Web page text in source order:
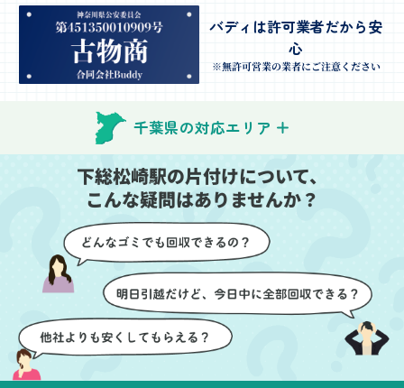
んが手際よく片付けてく
れたので、部屋が驚くほ
どスッキリしました。自
分では手が回らなかった
場所も含め、プロの力を
実感しました。
特に、物が散乱していた
部屋の整理や、細かなア
イテムの仕分けを迅速か
つ丁寧に対応していただ
けたのがありがたかった
です。家族それぞれが必
要なものを確認しながら
進めることができ、安心
感を持って作業をお任せ
できました。さらに、作
業終了後には部屋全体を
清掃していただき、まる
で新しい家のような清潔
感に感動しました。
きました。
当日は2名のスタッフが来
てくださり、作業の流れ
ちらも安心感を持って作
壁や床を傷つけないよう
に細心の注意を払ってい
ただき、家全体がスムー
ズに片付いていくのがと
ても嬉しかったです。作
業が終わった後には、こ
ちらからお願いしなくて
も部屋を簡単に清掃して
いただけたのも好印象で
した。
バディは許可業者だから安
心
※無許可営業の業者にご注意ください
千葉県の対応エリア
下総松崎駅の片付けについて、
こんな疑問はありませんか？